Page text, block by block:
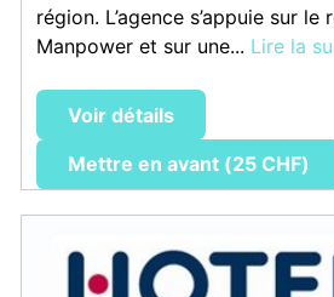
région. L’agence s’appuie sur
Manpower et sur une... Lire la
Voir détails
Mettre en avant (25 CHF)